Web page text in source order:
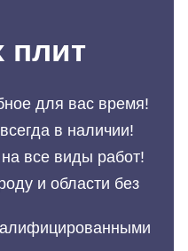
плит
для вас время!
в наличии!
все виды работ!
и области без